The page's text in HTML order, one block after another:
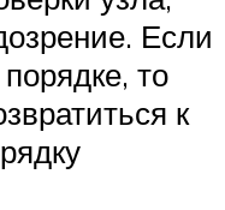
Если
то
к